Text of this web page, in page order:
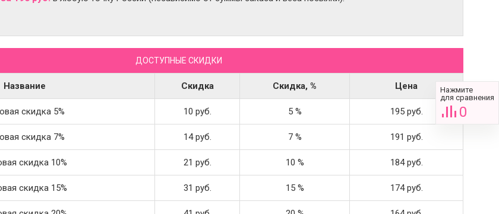
ДОСТУПНЫЕ СКИДКИ
Название Скидка Скидка, % Цена
скидка 5% 10 руб. 5 % 195 руб.
скидка 7% 14 руб. 7 % 191 руб.
скидка 10% 21 руб. 10 % 184 руб.
скидка 15% 31 руб. 15 % 174 руб.
Нажмите
для сравнения
0